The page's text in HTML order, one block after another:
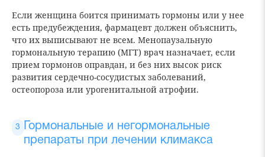
Если женщина боится принимать гормоны или у нее
есть предубеждения, фармацевт должен объяснить,
что их выписывают не всем. Менопаузальную
гормональную терапию (МГТ) врач назначает, если
прием гормонов оправдан, и без них высок риск
развития сердечно-сосудистых заболеваний,
остеопороза или урогенитальной атрофии.
Гормональные и негормональные
препараты при лечении климакса